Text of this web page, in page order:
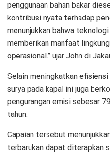
penggunaan bahan bakar
kontribusi nyata terhadap
menunjukkan bahwa
memberikan manfaat
operasional,” ujar John di
Selain meningkatkan
surya pada kapal ini juga
pengurangan emisi sebesar
tahun.
Capaian tersebut
terbarukan dapat diterapkan